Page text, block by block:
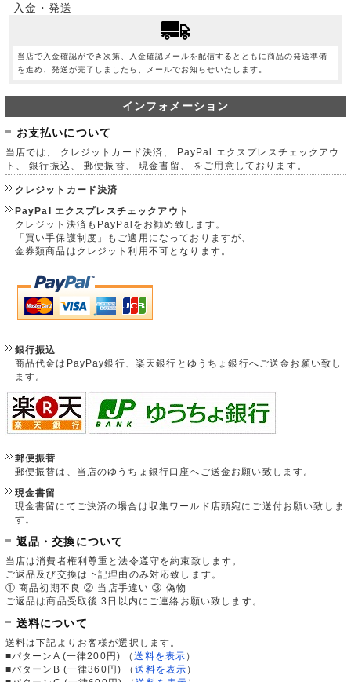
入金・発送
当店で入金確認ができ次第、入金確認メールを配信するとともに商品の発送準備
を進め、発送が完了しましたら、メールでお知らせいたします。
インフォメーション
お支払いについて
当店では、 クレジットカード決済、 PayPal エクスプレスチェックアウ
ト、 銀行振込、 郵便振替、 現金書留、 をご用意しております。
クレジットカード決済
PayPal エクスプレスチェックアウト
クレジット決済もPayPalをお勧め致します。
「買い手保護制度」もご適用になっておりますが、
金券類商品はクレジット利用不可となります。
銀行振込
商品代金はPayPay銀行、楽天銀行とゆうちょ銀行へご送金お願い致し
ます。
郵便振替
郵便振替は、当店のゆうちょ銀行口座へご送金お願い致します。
現金書留
現金書留にてご決済の場合は収集ワールド店頭宛にご送付お願い致しま
す。
返品・交換について
当店は消費者権利尊重と法令遵守を約束致します。
ご返品及び交換は下記理由のみ対応致します。
① 商品初期不良 ② 当店手違い ③ 偽物
ご返品は商品受取後 3日以内にご連絡お願い致します。
送料について
送料は下記よりお客様が選択します。
■パターンA (一律200円)
（送料を表示 ）
■パターンB (一律360円)
（送料を表示 ）